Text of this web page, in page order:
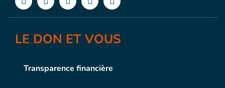
LE DON ET VOUS
Transparence financière